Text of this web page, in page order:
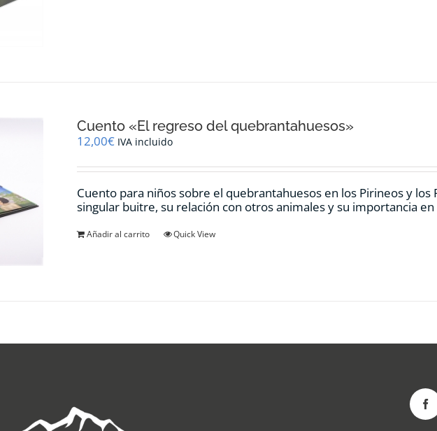
Cuento «El regreso del quebrantahuesos»
12,00€ IVA incluido
Cuento para niños sobre el quebrantahuesos en los Pirineos y los
singular buitre, su relación con otros animales y su importancia
Añadir al carrito Quick View